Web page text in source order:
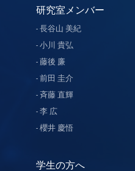
研究室メンバー
長谷山 美紀
小川 貴弘
藤後 廉
前田 圭介
斉藤 直輝
李 広
櫻井 慶悟
学生の方へ